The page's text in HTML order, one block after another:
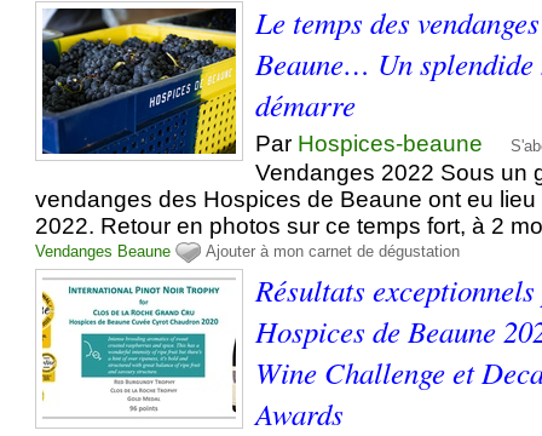
Le temps des
Beaune… Un
démarre
Par Hospices-beaune
Vendanges 2022 Sous un
vendanges des Hospices de Beaune ont eu
2022. Retour en photos sur ce temps fort, à 2
Vendanges Beaune Ajouter à mon carnet de dégustation
Résultats
Hospices de Beaune
Wine Challenge et
Awards